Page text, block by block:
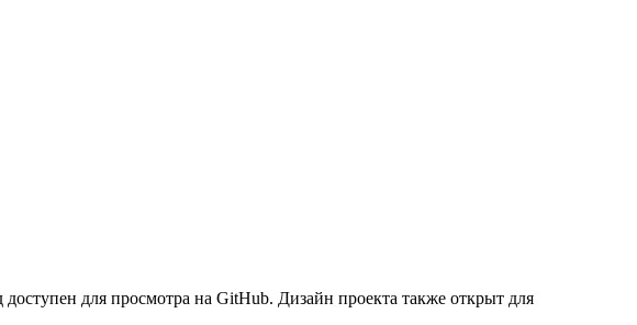
для просмотра на GitHub. Дизайн проекта также открыт для